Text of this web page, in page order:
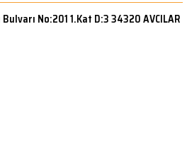
No:201 1.Kat D:3 34320 AVCILAR